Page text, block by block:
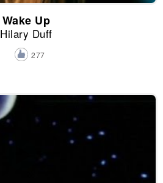
Wake Up
Hilary Duff
277